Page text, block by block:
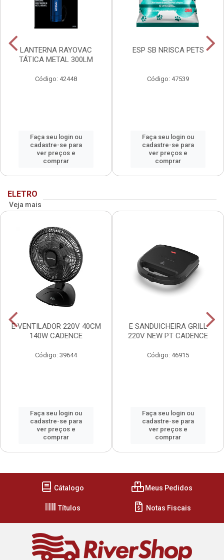
LANTERNA RAYOVAC
TÁTICA METAL 300LM
Código: 42448
Faça seu login ou
cadastre-se para
ver preços e
comprar
ESP SB NRISCA PETS
Código: 47539
Faça seu login ou
cadastre-se para
ver preços e
comprar
ELETRO
Veja mais
E VENTILADOR 220V 40CM
140W CADENCE
Código: 39644
Faça seu login ou
cadastre-se para
ver preços e
comprar
E SANDUICHEIRA GRILL
220V NEW PT CADENCE
Código: 46915
Faça seu login ou
cadastre-se para
ver preços e
comprar
Cátalogo Meus Pedidos
Títulos Notas Fiscais